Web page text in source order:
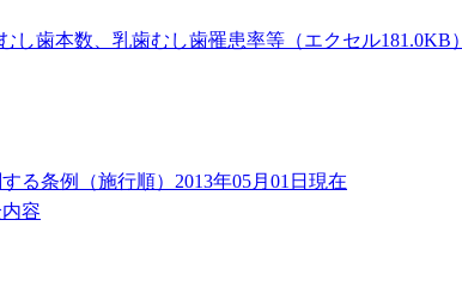
し歯本数、乳歯むし歯罹患率等 （エクセル181.0KB）
る条例（施行順）2013年05月01日現在
容